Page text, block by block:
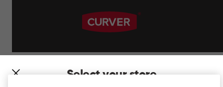
Select your store